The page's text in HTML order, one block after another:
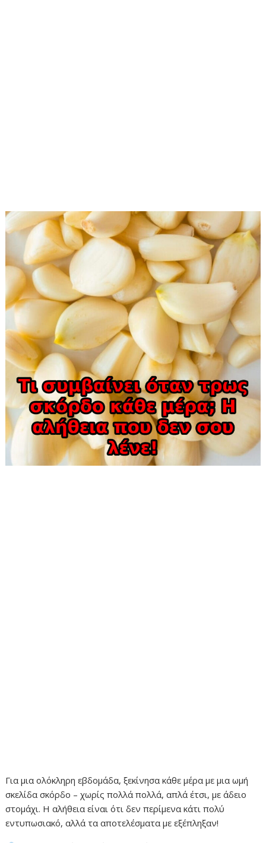
Για μια ολόκληρη εβδομάδα, ξεκίνησα κάθε μέρα με μια ωμή
σκελίδα σκόρδο – χωρίς πολλά πολλά, απλά έτσι, με άδειο
στομάχι. Η αλήθεια είναι ότι δεν περίμενα κάτι πολύ
εντυπωσιακό, αλλά τα αποτελέσματα με εξέπληξαν!